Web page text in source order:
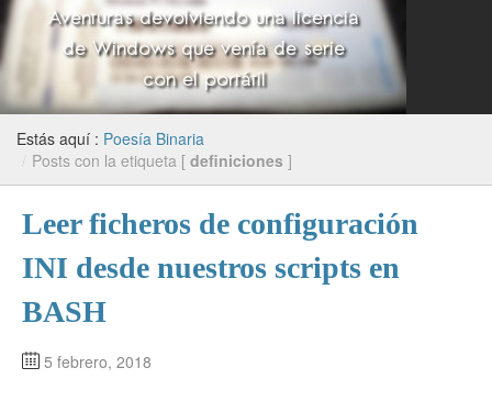
Estás aquí : Poesía Binaria
/ Posts con la etiqueta [ definiciones ]
Leer ficheros de configuración
INI desde nuestros scripts en
BASH
5 febrero, 2018